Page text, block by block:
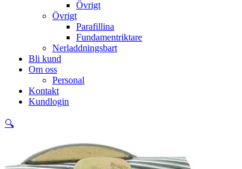
Övrigt
Övrigt
Parafillina
Fundamentriktare
Nerladdningsbart
Bli kund
Om oss
Personal
Kontakt
Kundlogin
🔍